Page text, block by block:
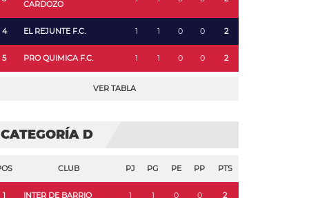
CARDOZO
4 EL REJUNTE F.C. 1 1 0 0 2
5 PRO QUIMICA F.C. 1 1 0 0 2
VER TABLA
CATEGORÍA D
CLUB PJ PG PE PP PTS
1 INTER DE BARRIO 1 1 0 0 2